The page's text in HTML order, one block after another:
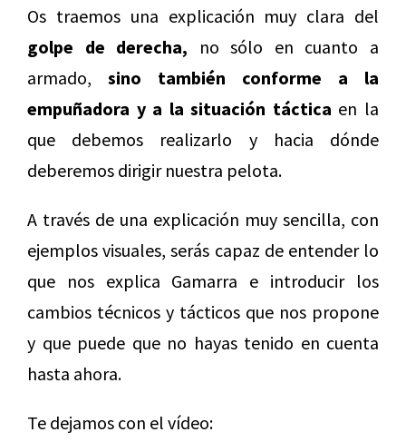
Os traemos una explicación muy clara del
golpe de derecha, no sólo en cuanto a
armado, sino también conforme a la
empuñadora y a la situación táctica en la
que debemos realizarlo y hacia dónde
deberemos dirigir nuestra pelota.
A través de una explicación muy sencilla, con
ejemplos visuales, serás capaz de entender lo
que nos explica Gamarra e introducir los
cambios técnicos y tácticos que nos propone
y que puede que no hayas tenido en cuenta
hasta ahora.
Te dejamos con el vídeo: